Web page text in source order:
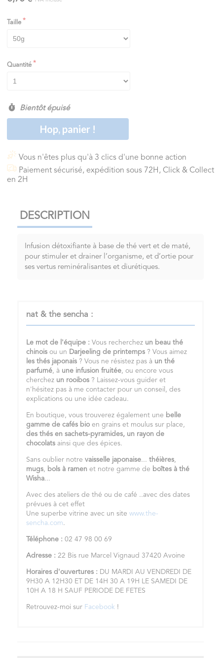
Taille
Quantité
Bientôt épuisé
Hop, panier !
Vous n'êtes plus qu'à 3 clics d'une bonne action
Paiement sécurisé, expédition sous 72H, Click & Collect
en 2H
DESCRIPTION
Infusion détoxifiante à base de thé vert et de maté,
pour stimuler et drainer l’organisme, et d’ortie pour
ses vertus reminéralisantes et diurétiques.
nat & the sencha :
Le mot de l'équipe : Vous recherchez un beau thé
chinois ou un Darjeeling de printemps ? Vous aimez
les thés japonais ? Vous ne résistez pas à un thé
parfumé, à une infusion fruitée, ou encore vous
cherchez un rooibos ? Laissez-vous guider et
n'hésitez pas à me contacter pour un conseil, des
explications ou une idée cadeau.
En boutique, vous trouverez également une belle
gamme de cafés bio en grains et moulus sur place,
des thés en sachets-pyramides, un rayon de
chocolats ainsi que des épices.
Sans oublier notre vaisselle japonaise... théières,
mugs, bols à ramen et notre gamme de boîtes à thé
Wisha...
Avec des ateliers de thé ou de café ..avec des dates
prévues à cet effet
Une superbe vitrine avec un site www.the-
sencha.com.
Téléphone : 02 47 98 00 69
Adresse : 22 Bis rue Marcel Vignaud 37420 Avoine
Horaires d'ouvertures : DU MARDI AU VENDREDI DE
9H30 A 12H30 ET DE 14H 30 A 19H LE SAMEDI DE
10H A 18 H SAUF PERIODE DE FETES
Retrouvez-moi sur Facebook !